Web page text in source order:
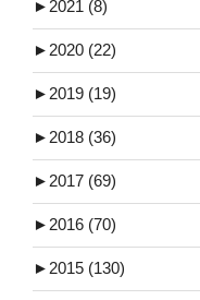
► 2021 (8)
► 2020 (22)
► 2019 (19)
► 2018 (36)
► 2017 (69)
► 2016 (70)
► 2015 (130)